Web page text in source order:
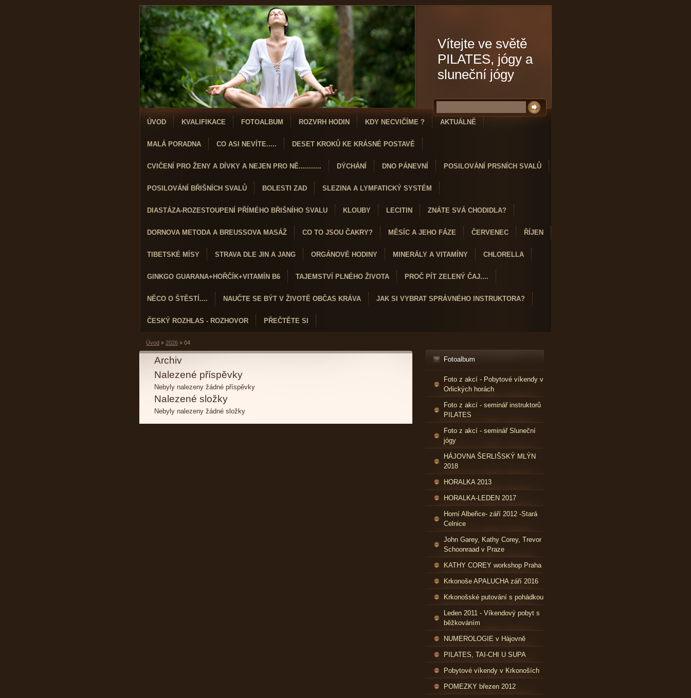
Vítejte ve světě
PILATES, jógy a
sluneční jógy
ÚVOD KVALIFIKACE FOTOALBUM ROZVRH HODIN KDY NECVIČÍME ? AKTUÁLNĚ
MALÁ PORADNA CO ASI NEVÍTE..... DESET KROKŮ KE KRÁSNÉ POSTAVĚ
CVIČENÍ PRO ŽENY A DÍVKY A NEJEN PRO NĚ........... DÝCHÁNÍ DNO PÁNEVNÍ POSILOVÁNÍ PRSNÍCH SVALŮ
POSILOVÁNÍ BŘIŠNÍCH SVALŮ BOLESTI ZAD SLEZINA A LYMFATICKÝ SYSTÉM
DIASTÁZA-ROZESTOUPENÍ PŘÍMÉHO BŘIŠNÍHO SVALU KLOUBY LECITIN ZNÁTE SVÁ CHODIDLA?
DORNOVA METODA A BREUSSOVA MASÁŽ CO TO JSOU ČAKRY? MĚSÍC A JEHO FÁZE ČERVENEC ŘÍJEN
TIBETSKÉ MÍSY STRAVA DLE JIN A JANG ORGÁNOVÉ HODINY MINERÁLY A VITAMÍNY CHLORELLA
GINKGO GUARANA+HOŘČÍK+VITAMÍN B6 TAJEMSTVÍ PLNÉHO ŽIVOTA PROČ PÍT ZELENÝ ČAJ....
NĚCO O ŠTĚSTÍ.... NAUČTE SE BÝT V ŽIVOTĚ OBČAS KRÁVA JAK SI VYBRAT SPRÁVNÉHO INSTRUKTORA?
ČESKÝ ROZHLAS - ROZHOVOR PŘEČTĚTE SI
Úvod » 2026 » 04
Archiv
Nalezené příspěvky
Nebyly nalezeny žádné příspěvky
Nalezené složky
Nebyly nalezeny žádné složky
Fotoalbum
Foto z akcí - Pobytové víkendy v
Orlických horách
Foto z akcí - seminář instruktorů
PILATES
Foto z akcí - seminář Sluneční
jógy
HÁJOVNA ŠERLIŠSKÝ MLÝN
2018
HORALKA 2013
HORALKA-LEDEN 2017
Horní Albeřice- září 2012 -Stará
Celnice
John Garey, Kathy Corey, Trevor
Schoonraad v Praze
KATHY COREY workshop Praha
Krkonoše APALUCHA září 2016
Krkonošské putování s pohádkou
Leden 2011 - Víkendový pobyt s
běžkováním
NUMEROLOGIE v Hájovně
PILATES, TAI-CHI U SUPA
Pobytové víkendy v Krkonoších
POMEZKY březen 2012